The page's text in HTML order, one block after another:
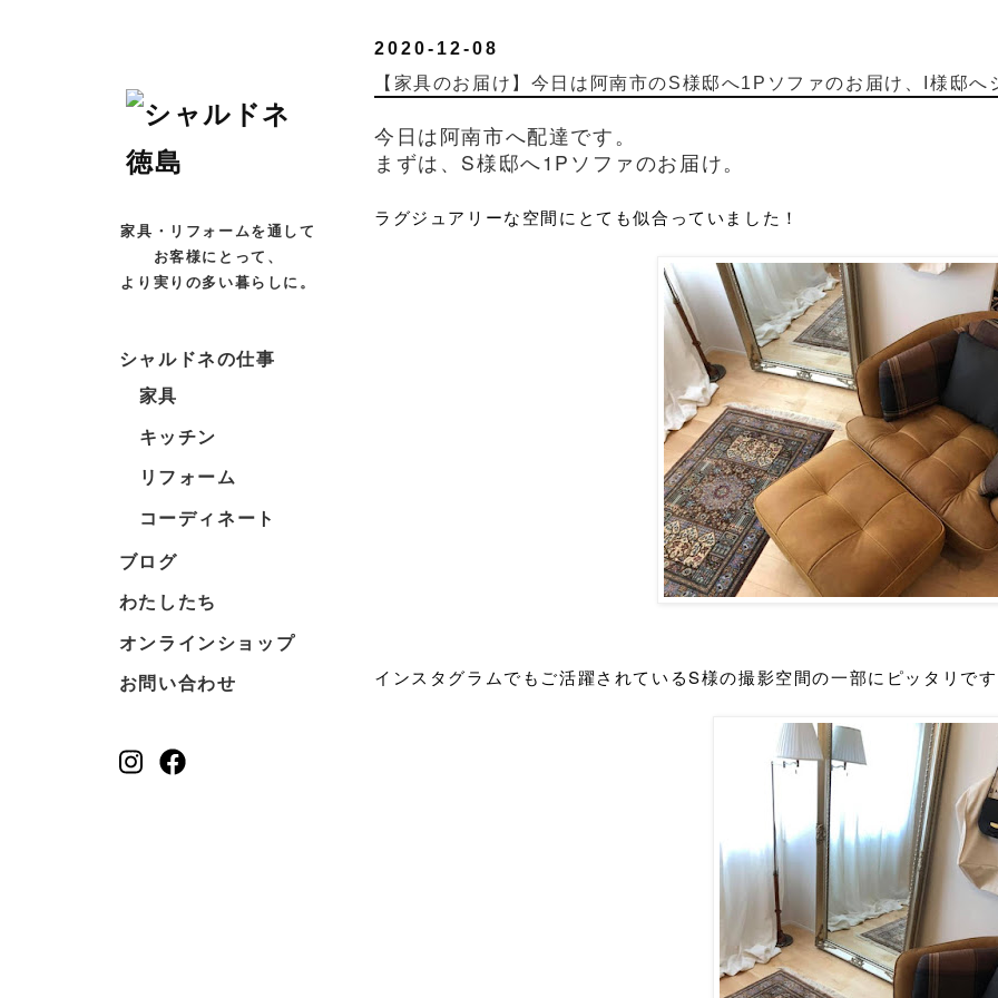
家具・リフォームを通して
お客様にとって、
より実りの多い暮らしに。
シャルドネの仕事
家具
キッチン
リフォーム
コーディネート
ブログ
わたしたち
オンラインショップ
お問い合わせ
2020-12-08
【家具のお届け】今日は阿南市のS様邸へ1Pソファのお届け、I様邸
今日は阿南市へ配達です。
まずは、S様邸へ1Pソファのお届け。
ラグジュアリーな空間にとても似合っていました！
インスタグラムでもご活躍されているS様の撮影空間の一部にピッタリで